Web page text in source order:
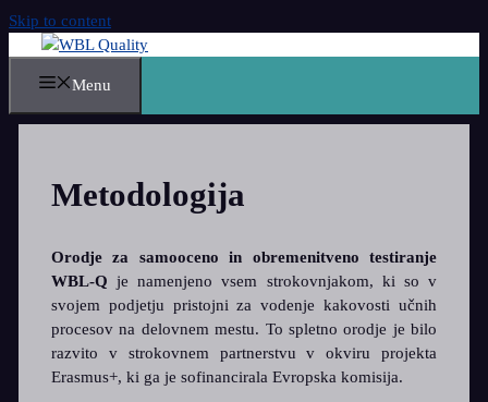
Skip to content
Menu
Metodologija
Orodje za samooceno in obremenitveno testiranje
WBL-Q je namenjeno vsem strokovnjakom, ki so v
svojem podjetju pristojni za vodenje kakovosti učnih
procesov na delovnem mestu. To spletno orodje je bilo
razvito v strokovnem partnerstvu v okviru projekta
Erasmus+, ki ga je sofinancirala Evropska komisija.